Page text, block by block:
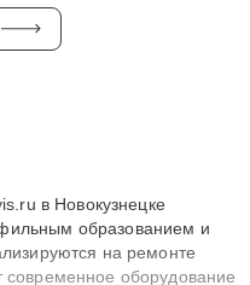
в Новокузнецке
образованием и
на ремонте
современное оборудование